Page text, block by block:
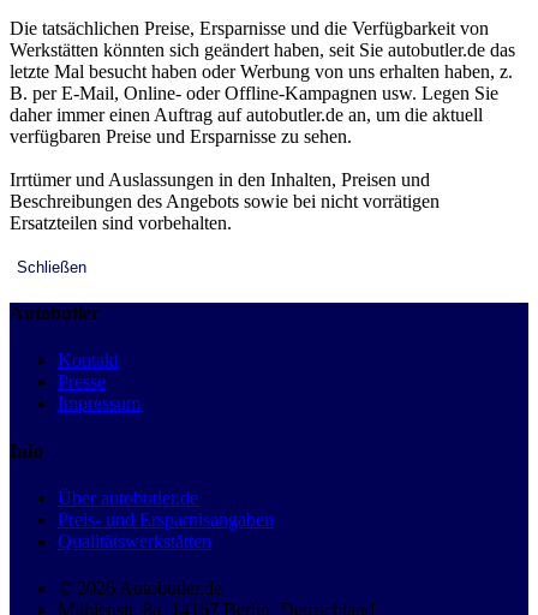
Die tatsächlichen Preise, Ersparnisse und die Verfügbarkeit von
Werkstätten könnten sich geändert haben, seit Sie autobutler.de das
letzte Mal besucht haben oder Werbung von uns erhalten haben, z.
B. per E-Mail, Online- oder Offline-Kampagnen usw. Legen Sie
daher immer einen Auftrag auf autobutler.de an, um die aktuell
verfügbaren Preise und Ersparnisse zu sehen.
Irrtümer und Auslassungen in den Inhalten, Preisen und
Beschreibungen des Angebots sowie bei nicht vorrätigen
Ersatzteilen sind vorbehalten.
Schließen
Autobutler
Kontakt
Presse
Impressum
Info
Über autobutler.de
Preis- und Ersparnisangaben
Qualitätswerkstätten
© 2026 Autobutler.de
Mühlenstr. 8a, 14167 Berlin, Deutschland